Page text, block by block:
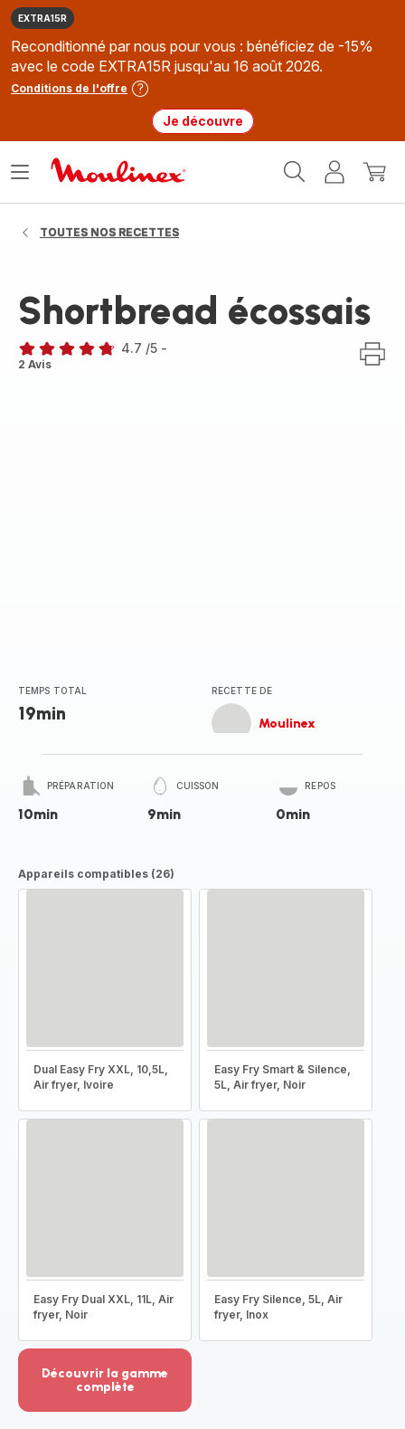
EXTRA15R
Reconditionné par nous pour vous : bénéficiez de -15%
avec le code EXTRA15R jusqu'au 16 août 2026.
Conditions de l'offre
Je découvre
MonMon
Ouvrir
TOUTES NOS RECETTES
Shortbread écossais
ratings.4.7
4.7 /5 -
2 Avis
TEMPS TOTAL
19min
RECETTE DE
Moulinex
PRÉPARATION
10min
CUISSON
9min
REPOS
0min
Appareils compatibles (26)
Dual Easy Fry XXL, 10,5L,
Air fryer, Ivoire
Easy Fry Smart & Silence,
5L, Air fryer, Noir
Easy Fry Dual XXL, 11L, Air
fryer, Noir
Easy Fry Silence, 5L, Air
fryer, Inox
Découvrir la gamme
complète